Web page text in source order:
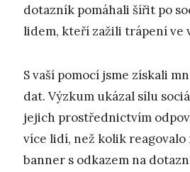
dotazník pomáhali šířit po
lidem, kteří zažili trápení ve
S vaší pomocí jsme získali
dat. Výzkum ukázal sílu
jejich prostřednictvím
více lidí, než kolik
banner s odkazem na